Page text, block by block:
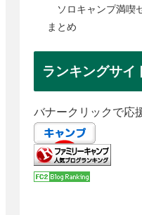
ソロキャンプ満喫
まとめ
ランキングサイ
バナークリックで応